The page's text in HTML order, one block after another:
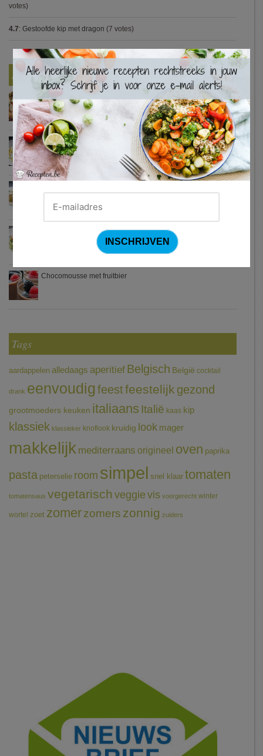
votes)
4.7: Gestoofde kip met dragon (7 votes)
Nieuwste Recepten
Turkse pizza met halloumi en courgette
Waterzooi van pladijs met venkel (Colruyt)
Courgetti met paprikasaus en halloumi (Sandra Bekkari)
Chocomousse met fruitbier
Tags
aardappelen alledaags aperitief Belgisch België cocktail
drank eenvoudigfeestfeestelijk gezond
grootmoeders keuken italiaans Italië kaas kip
klassiek klassieker knoflook kruidig look mager
makkelijk mediterraans origineel oven paprika
pasta peterselie room simpel snel klaar tomaten
tomatensaus vegetarischveggie vis voorgerecht winter
wortel zoet zomerzomers zonnig zuiders
×